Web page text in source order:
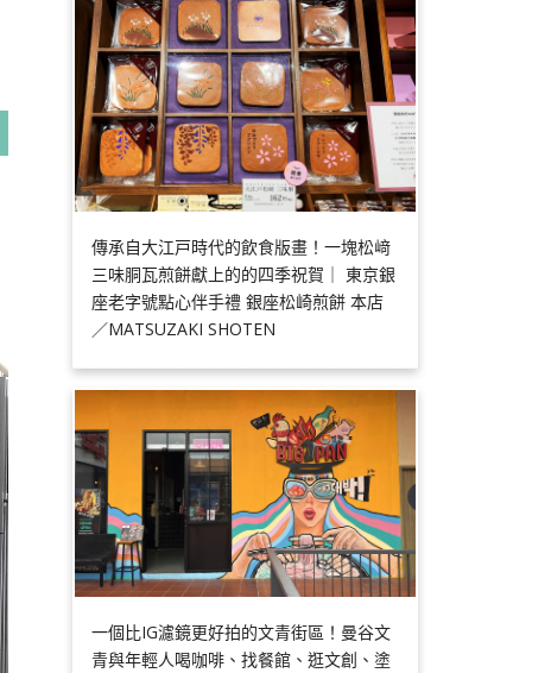
傳承自大江戸時代的飲食版畫！一塊松﨑
三味胴瓦煎餅獻上的的四季祝賀｜ 東京銀
座老字號點心伴手禮 銀座松崎煎餅 本店
／MATSUZAKI SHOTEN
一個比IG濾鏡更好拍的文青街區！曼谷文
青與年輕人喝咖啡、找餐館、逛文創、塗